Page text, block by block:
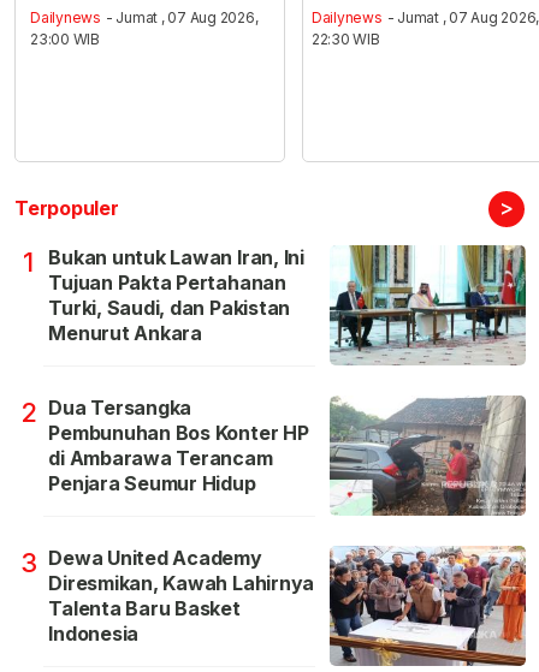
Dailynews - Jumat , 07 Aug 2026,
23:00 WIB
Dailynews - Jumat , 07 Aug 2026,
22:30 WIB
Terpopuler >
1
Bukan untuk Lawan Iran, Ini
Tujuan Pakta Pertahanan
Turki, Saudi, dan Pakistan
Menurut Ankara
2 Dua Tersangka
Pembunuhan Bos Konter HP
di Ambarawa Terancam
Penjara Seumur Hidup
3 Dewa United Academy
Diresmikan, Kawah Lahirnya
Talenta Baru Basket
Indonesia